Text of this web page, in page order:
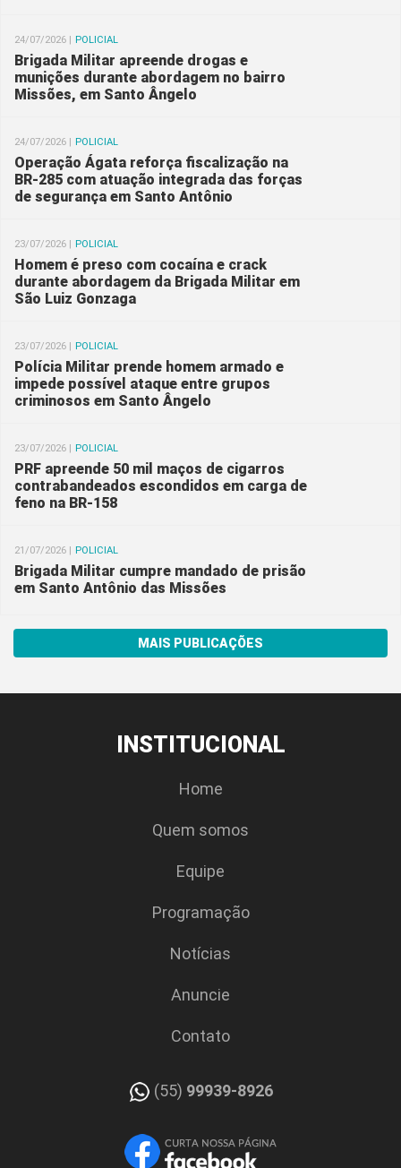
24/07/2026 | POLICIAL
Brigada Militar apreende drogas e
munições durante abordagem no bairro
Missões, em Santo Ângelo
24/07/2026 | POLICIAL
Operação Ágata reforça fiscalização na
BR-285 com atuação integrada das forças
de segurança em Santo Antônio
23/07/2026 | POLICIAL
Homem é preso com cocaína e crack
durante abordagem da Brigada Militar em
São Luiz Gonzaga
23/07/2026 | POLICIAL
Polícia Militar prende homem armado e
impede possível ataque entre grupos
criminosos em Santo Ângelo
23/07/2026 | POLICIAL
PRF apreende 50 mil maços de cigarros
contrabandeados escondidos em carga de
feno na BR-158
21/07/2026 | POLICIAL
Brigada Militar cumpre mandado de prisão
em Santo Antônio das Missões
MAIS PUBLICAÇÕES
INSTITUCIONAL
Home
Quem somos
Equipe
Programação
Notícias
Anuncie
Contato
(55) 99939-8926